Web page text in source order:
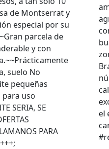
de Montserrat y
especial por su
parcela de
y con
suelo No
pequeñas
para uso
SERIA, SE
PARA
el